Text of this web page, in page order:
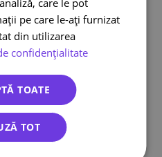
care le pot
pe care le-ați furnizat
din utilizarea
confidențialitate
TOATE
TOT